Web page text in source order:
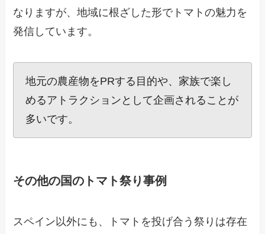
なりますが、地域に根ざした形でトマトの魅力を
発信しています。
地元の農産物をPRする目的や、家族で楽し
めるアトラクションとして企画されることが
多いです。
その他の国のトマト祭り事例
スペイン以外にも、トマトを投げ合う祭りは存在